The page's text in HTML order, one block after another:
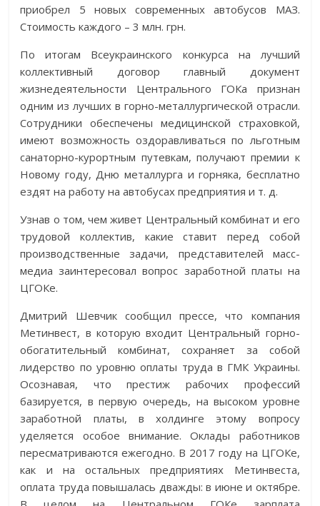
приобрел 5 новых современных автобусов МАЗ.
Стоимость каждого – 3 млн. грн.
По итогам Все­украинского конкурса на лучший
коллективный договор главный документ
жизнедеятельности Центрального ГОКа признан
одним из лучших в горно-металлургической отрасли.
Сотрудники обеспечены медицинской страховкой,
имеют возможность оздоравливаться по льготным
санаторно-курортным путевкам, получают премии к
Новому году, Дню металлурга и горняка, бесплатно
ездят на работу на автобусах предприятия и т. д.
Узнав о том, чем живет Центральный комбинат и его
трудовой коллектив, какие ставит перед собой
производственные задачи, представителей масс-
медиа заинтересовал вопрос заработной платы на
ЦГОКе.
Дмитрий Шевчик сообщил прессе, что компания
Мет­инвест, в которую входит Центральный горно-
обогатительный комбинат, сохраняет за собой
лидерство по уровню оплаты труда в ГМК Украины.
Осознавая, что престиж рабочих профессий
базируется, в первую очередь, на высоком уровне
заработной платы, в холдинге этому вопросу
уделяется особое внимание. Оклады работников
пересматриваются ежегодно. В 2017 году на ЦГОКе,
как и на остальных предприятиях Метинвеста,
оплата труда повышалась дважды: в июне и октябре.